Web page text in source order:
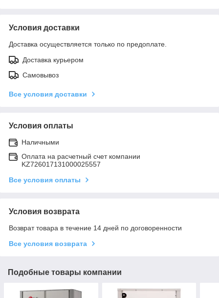
Условия доставки
Доставка осуществляется только по предоплате.
Доставка курьером
Самовывоз
Все условия доставки
Условия оплаты
Наличными
Оплата на расчетный счет компании
KZ726017131000025557
Все условия оплаты
Условия возврата
Возврат товара в течение 14 дней по договоренности
Все условия возврата
Подобные товары компании